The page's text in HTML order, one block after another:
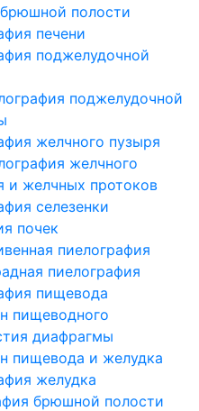
брюшной полости
печени
поджелудочной
поджелудочной
желчного пузыря
желчного
и желчных протоков
селезенки
почек
пиелография
пиелография
пищевода
пищеводного
диафрагмы
пищевода и желудка
желудка
брюшной полости